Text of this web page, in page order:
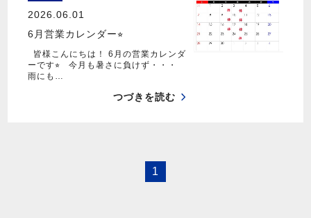
2026.06.01
6月営業カレンダー⭐︎
皆様こんにちは！ 6月の営業カレンダ
ーです⭐︎ 今月も暑さに負けず・・・
雨にも…
つづきを読む
1